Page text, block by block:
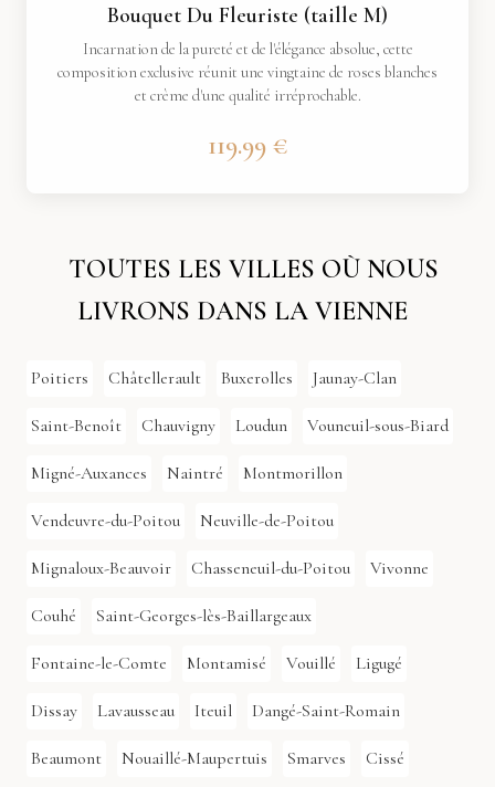
Bouquet Du Fleuriste (taille M)
Incarnation de la pureté et de l'élégance absolue, cette
composition exclusive réunit une vingtaine de roses blanches
et crème d'une qualité irréprochable.
119.99 €
TOUTES LES VILLES OÙ NOUS
LIVRONS DANS LA VIENNE
Poitiers Châtellerault Buxerolles Jaunay-Clan
Saint-Benoît Chauvigny Loudun Vouneuil-sous-Biard
Migné-Auxances Naintré Montmorillon
Vendeuvre-du-Poitou Neuville-de-Poitou
Mignaloux-Beauvoir Chasseneuil-du-Poitou Vivonne
Couhé Saint-Georges-lès-Baillargeaux
Fontaine-le-Comte Montamisé Vouillé Ligugé
Dissay Lavausseau Iteuil Dangé-Saint-Romain
Beaumont Nouaillé-Maupertuis Smarves Cissé